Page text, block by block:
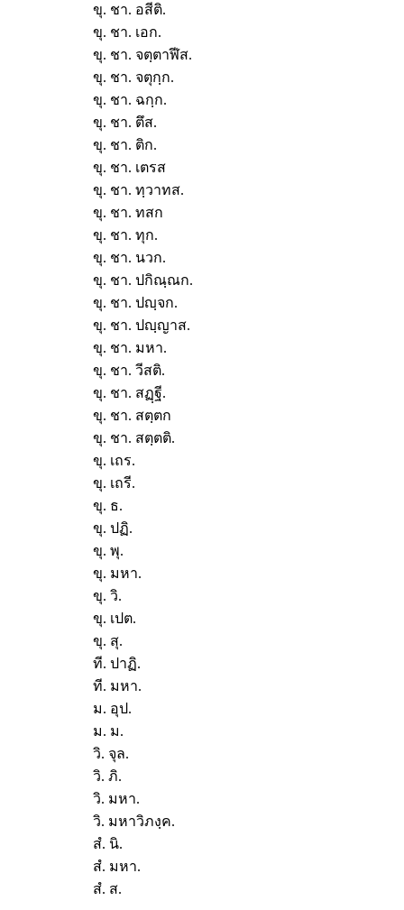
ขุ. ชา. อสีติ.
ขุ. ชา. เอก.
ขุ. ชา. จตฺตาฬีส.
ขุ. ชา. จตุกฺก.
ขุ. ชา. ฉกฺก.
ขุ. ชา. ตึส.
ขุ. ชา. ติก.
ขุ. ชา. เตรส
ขุ. ชา. ทฺวาทส.
ขุ. ชา. ทสก
ขุ. ชา. ทุก.
ขุ. ชา. นวก.
ขุ. ชา. ปกิณฺณก.
ขุ. ชา. ปญฺจก.
ขุ. ชา. ปญฺญาส.
ขุ. ชา. มหา.
ขุ. ชา. วีสติ.
ขุ. ชา. สฏฺฐี.
ขุ. ชา. สตฺตก
ขุ. ชา. สตฺตติ.
ขุ. เถร.
ขุ. เถรี.
ขุ. ธ.
ขุ. ปฏิ.
ขุ. พุ.
ขุ. มหา.
ขุ. วิ.
ขุ. เปต.
ขุ. สุ.
ที. ปาฏิ.
ที. มหา.
ม. อุป.
ม. ม.
วิ. จุล.
วิ. ภิ.
วิ. มหา.
วิ. มหาวิภงฺค.
สํ. นิ.
สํ. มหา.
สํ. ส.